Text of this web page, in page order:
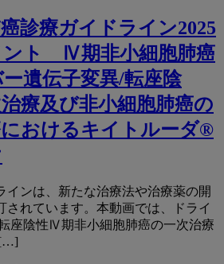
癌診療ガイドライン2025
ント Ⅳ期非小細胞肺癌
ー遺伝子変異/転座陰
療及び非小細胞肺癌の
おけるキイトルーダ®
インは、新たな治療法や治療薬の開
されています。本動画では、ドライ
座陰性Ⅳ期非小細胞肺癌の一次治療
[…]